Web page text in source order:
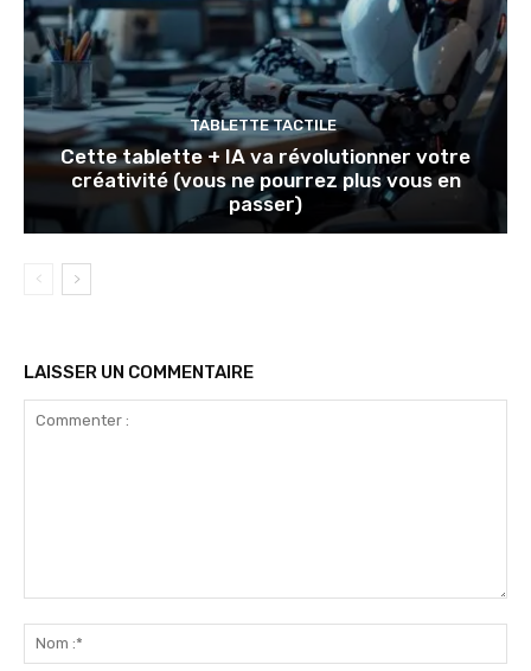
TABLETTE TACTILE
Cette tablette + IA va révolutionner votre
créativité (vous ne pourrez plus vous en
passer)
LAISSER UN COMMENTAIRE
:*